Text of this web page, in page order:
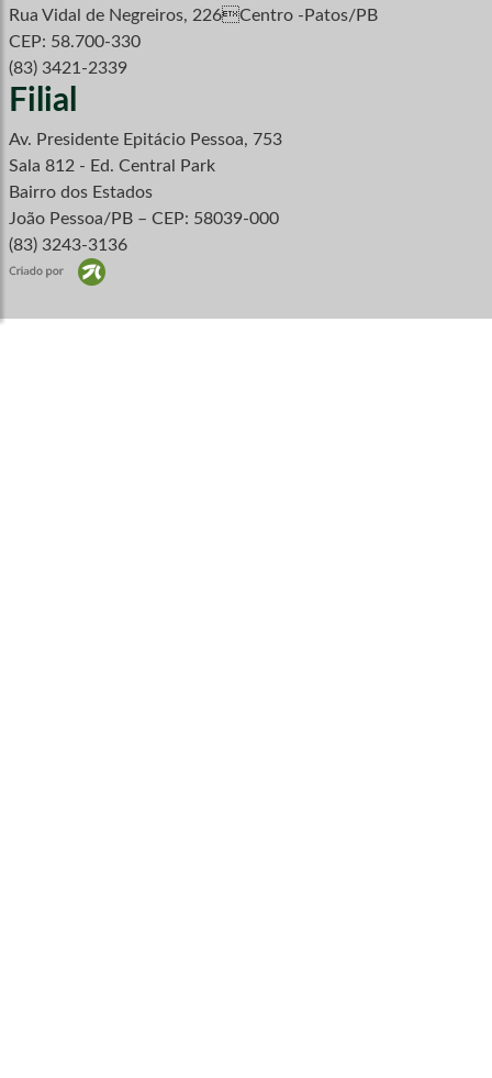
Rua Vidal de Negreiros, 226Centro -Patos/PB
CEP: 58.700-330
(83) 3421-2339
Filial
Av. Presidente Epitácio Pessoa, 753
Sala 812 - Ed. Central Park
Bairro dos Estados
João Pessoa/PB – CEP: 58039-000
(83) 3243-3136